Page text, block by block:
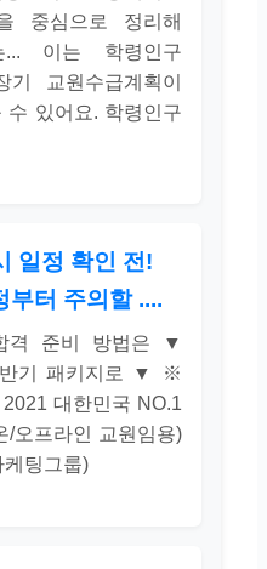
중심으로 정리해
... 이는 학령인구
교원수급계획이
수 있어요. 학령인구
일정 확인 전!
부터 주의할 ....
격 준비 방법은 ▼
반기 패키지로 ▼ ※
대한민국 NO.1
/오프라인 교원임용)
케팅그룹)